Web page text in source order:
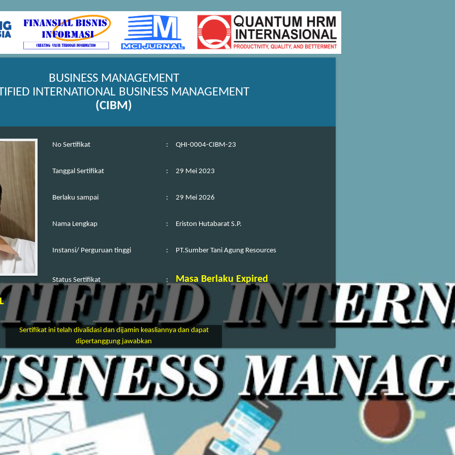
BUSINESS MANAGEMENT
INTERNATIONAL BUSINESS MANAGEMENT
(CIBM)
No Sertifikat : QHI-0004-CIBM-23
Tanggal Sertifikat : 29 Mei 2023
Berlaku sampai : 29 Mei 2026
Nama Lengkap : Eriston Hutabarat S.P.
Instansi/ Perguruan tinggi : PT.Sumber Tani Agung Resources
Status Sertifikat : Masa Berlaku Expired
Sertifikat ini telah divalidasi dan dijamin keasliannya dan dapat
dipertanggung jawabkan